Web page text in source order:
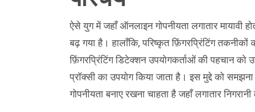
ऐसे युग में जहाँ ऑनलाइन गोपनीयता लगातार मायावी
बढ़ गया है। हालाँकि, परिष्कृत फ़िंगरप्रिंटिंग
फ़िंगरप्रिंटिंग डिटेक्शन उपयोगकर्ताओं की पहचान
प्रॉक्सी का उपयोग किया जाता है। इस मुद्दे को
गोपनीयता बनाए रखना चाहता है जहाँ लगातार